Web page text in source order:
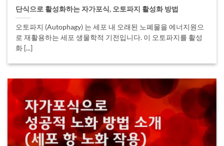
단식으로 활성화하는 자가포식, 오토파지 활성화 방법
오토파지 (Autophagy) 는 세포 내 오래된 노폐물을 에너지원으
로 재활용하는 세포 생물학적 기전입니다. 이 오토파지를 활성
화 [...]